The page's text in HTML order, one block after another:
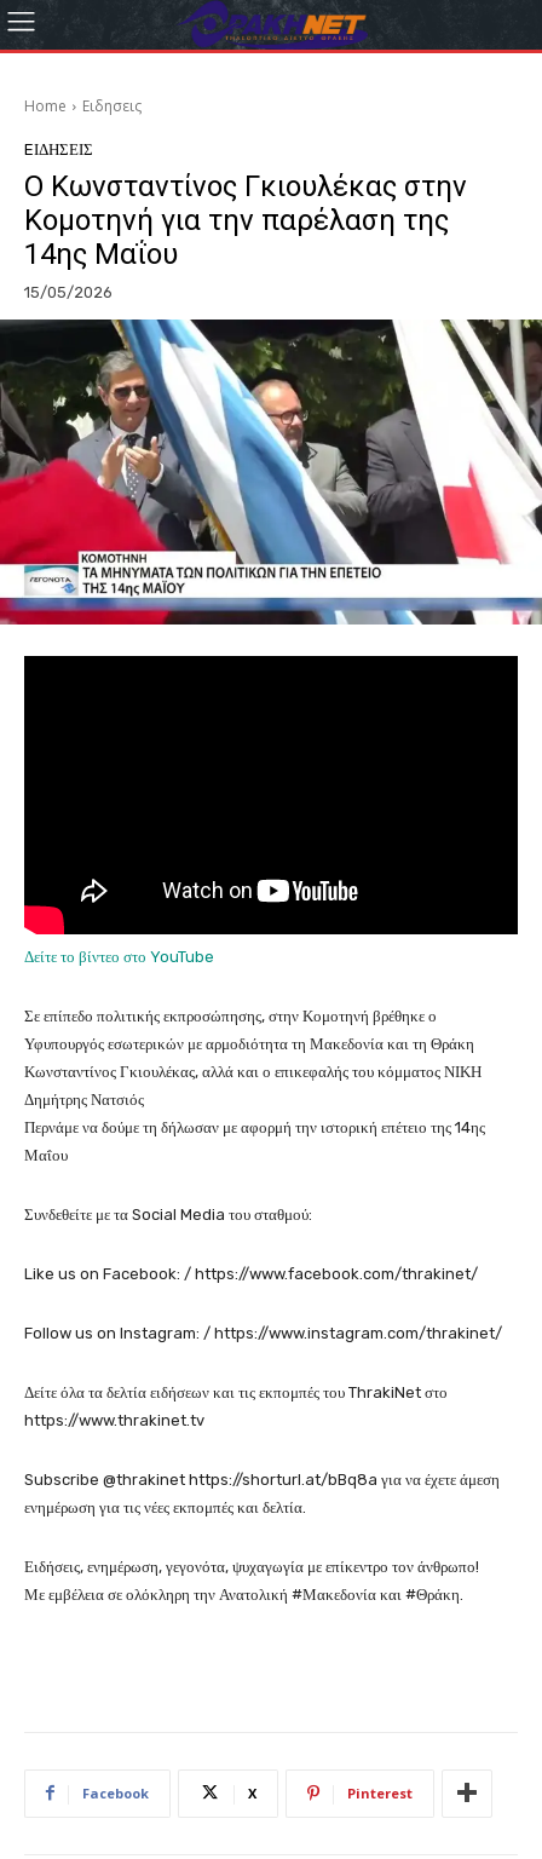
Home Eιδησεις
EΙΔΗΣΕΙΣ
Ο Κωνσταντίνος Γκιουλέκας στην
Κομοτηνή για την παρέλαση της
14ης Μαΐου
15/05/2026
Δείτε το βίντεο στο YouTube
Σε επίπεδο πολιτικής εκπροσώπησης, στην Κομοτηνή βρέθηκε ο
Υφυπουργός εσωτερικών με αρμοδιότητα τη Μακεδονία και τη Θράκη
Κωνσταντίνος Γκιουλέκας, αλλά και ο επικεφαλής του κόμματος ΝΙΚΗ
Δημήτρης Νατσιός
Περνάμε να δούμε τη δήλωσαν με αφορμή την ιστορική επέτειο της 14ης
Μαΐου
Συνδεθείτε με τα Social Media του σταθμού:
Like us on Facebook: / https://www.facebook.com/thrakinet/
Follow us on Instagram: / https://www.instagram.com/thrakinet/
Δείτε όλα τα δελτία ειδήσεων και τις εκπομπές του ThrakiNet στο
https://www.thrakinet.tv
Subscribe @thrakinet https://shorturl.at/bBq8a για να έχετε άμεση
ενημέρωση για τις νέες εκπομπές και δελτία.
Ειδήσεις, ενημέρωση, γεγονότα, ψυχαγωγία με επίκεντρο τον άνθρωπο!
Με εμβέλεια σε ολόκληρη την Ανατολική #Μακεδονία και #Θράκη.
Facebook X Pinterest